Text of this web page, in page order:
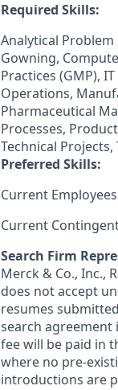
Required Skills:
Analytical
Gowning,
Practices (GMP),
Operations,
Pharmaceutical
Processes,
Technical
Preferred Skills:
Current
Current
Search Firm
Merck & Co., Inc.,
does not accept
resumes
search agreement
fee will be paid in
where no pre-
introductions are